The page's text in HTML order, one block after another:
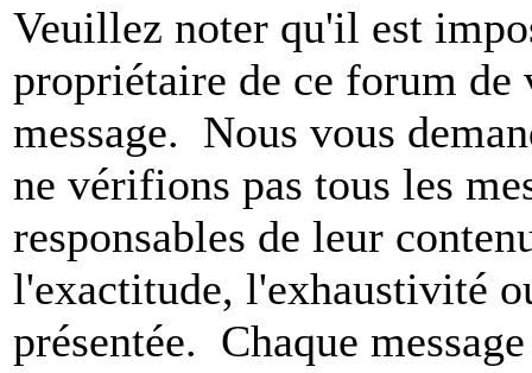
Veuillez noter qu'il est
propriétaire de ce forum
message. Nous vous
ne vérifions pas tous les
responsables de leur
l'exactitude, l'exhaustivité
présentée. Chaque